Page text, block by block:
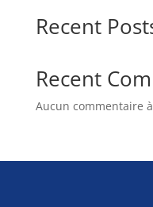
Recent
Recent
Aucun commentaire